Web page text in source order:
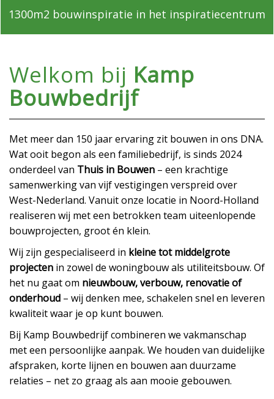
1300m2 bouwinspiratie in het inspiratiecentrum
Welkom bij Kamp
Bouwbedrijf
Met meer dan 150 jaar ervaring zit bouwen in ons DNA.
Wat ooit begon als een familiebedrijf, is sinds 2024
onderdeel van Thuis in Bouwen – een krachtige
samenwerking van vijf vestigingen verspreid over
West-Nederland. Vanuit onze locatie in Noord-Holland
realiseren wij met een betrokken team uiteenlopende
bouwprojecten, groot én klein.
Wij zijn gespecialiseerd in kleine tot middelgrote
projecten in zowel de woningbouw als utiliteitsbouw. Of
het nu gaat om nieuwbouw, verbouw, renovatie of
onderhoud – wij denken mee, schakelen snel en leveren
kwaliteit waar je op kunt bouwen.
Bij Kamp Bouwbedrijf combineren we vakmanschap
met een persoonlijke aanpak. We houden van duidelijke
afspraken, korte lijnen en bouwen aan duurzame
relaties – net zo graag als aan mooie gebouwen.